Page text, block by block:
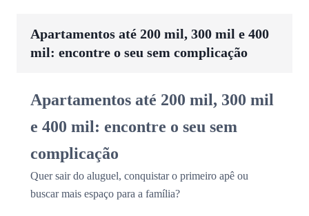
Apartamentos até 200 mil, 300 mil e 400
mil: encontre o seu sem complicação
Apartamentos até 200 mil, 300 mil
e 400 mil: encontre o seu sem
complicação
Quer sair do aluguel, conquistar o primeiro apê ou
buscar mais espaço para a família?